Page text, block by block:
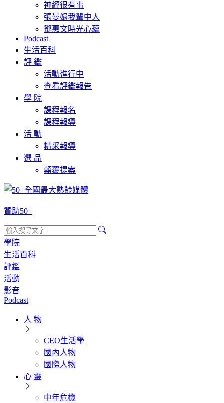
神經很有事
張曼娟我輩中人
鄧惠文時光心蘊
Podcast
生活百科
評 鑑
活動進行中
查看評鑑報告
學 院
課程報名
課程報導
活 動
精采報導
選 品
顛覆提案
贊助50+
學院
生活百科
評鑑
活動
影音
Podcast
人 物
CEO生活學
國內人物
國際人物
心 靈
中年危機